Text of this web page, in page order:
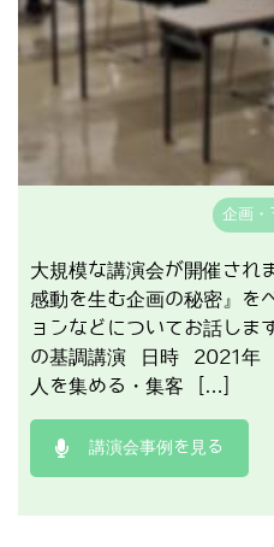
企画・
大規模な講演会が開催さ
感動を生む企画の秘密』を
ョンなどについてお話し
の基調講演 日時 2021年
人を集める・集客 […]
講演会事例を見る